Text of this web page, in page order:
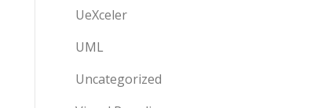
UeXceler
UML
Uncategorized